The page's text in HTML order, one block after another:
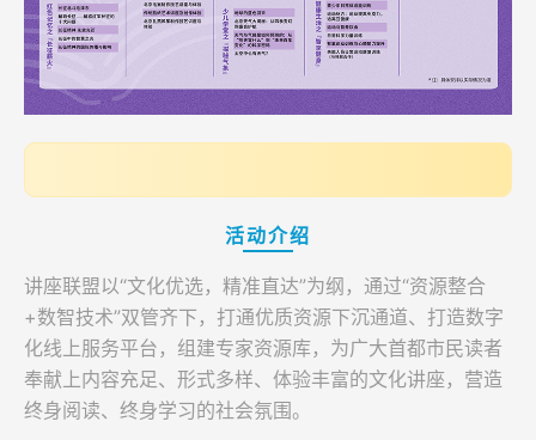
视频
资源
登录
活动介绍
讲座联盟以“文化优选，精准直达”为纲，通过“资源整合
+数智技术”双管齐下，打通优质资源下沉通道、打造数字
化线上服务平台，组建专家资源库，为广大首都市民读者
奉献上内容充足、形式多样、体验丰富的文化讲座，营造
终身阅读、终身学习的社会氛围。